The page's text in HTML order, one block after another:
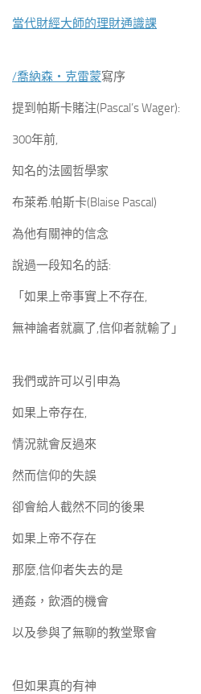
當代財經大師的理財通識課
/喬納森‧克雷蒙寫序
提到帕斯卡賭注(Pascal’s Wager):
300年前,
知名的法國哲學家
布萊希.帕斯卡(Blaise Pascal)
為他有關神的信念
說過一段知名的話:
「如果上帝事實上不存在,
無神論者就贏了,信仰者就輸了」
我們或許可以引申為
如果上帝存在,
情況就會反過來
然而信仰的失誤
卻會給人截然不同的後果
如果上帝不存在
那麼,信仰者失去的是
通姦，飲酒的機會
以及參與了無聊的教堂聚會
但如果真的有神